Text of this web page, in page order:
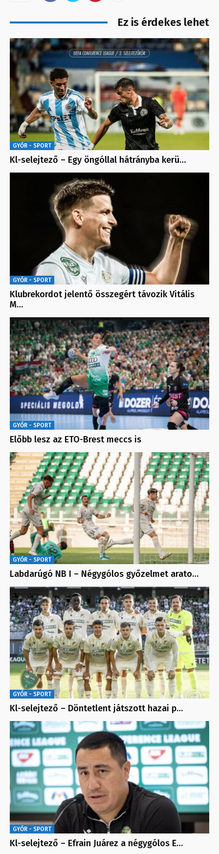
Ez is érdekes lehet
GYŐR - SPORT
Kl-selejtező – Egy öngóllal hátrányba kerü…
GYŐR - SPORT
Klubrekordot jelentő összegért távozik Vitális
M…
GYŐR - SPORT
Előbb lesz az ETO-Brest meccs is
GYŐR - SPORT
Labdarúgó NB I – Négygólos győzelmet arato…
GYŐR - SPORT
Kl-selejtező – Döntetlent játszott hazai p…
GYŐR - SPORT
Kl-selejtező – Efrain Juárez a négygólos E…